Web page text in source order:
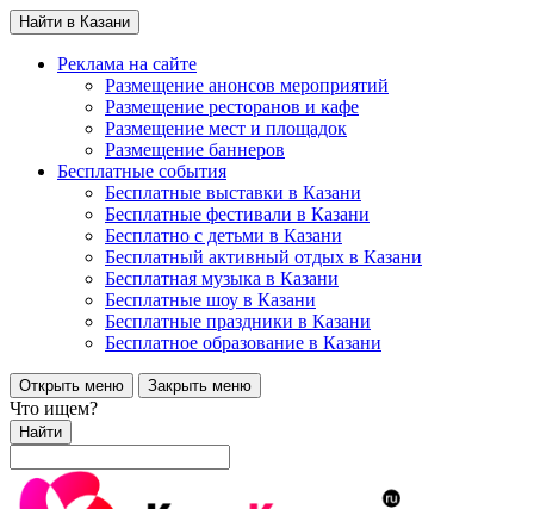
Найти в Казани
Реклама на сайте
Размещение анонсов мероприятий
Размещение ресторанов и кафе
Размещение мест и площадок
Размещение баннеров
Бесплатные события
Бесплатные выставки в Казани
Бесплатные фестивали в Казани
Бесплатно с детьми в Казани
Бесплатный активный отдых в Казани
Бесплатная музыка в Казани
Бесплатные шоу в Казани
Бесплатные праздники в Казани
Бесплатное образование в Казани
Открыть меню Закрыть меню
Что ищем?
Найти